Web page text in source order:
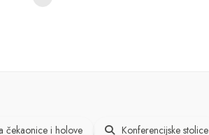
čekaonice i holove Konferencijske stolice